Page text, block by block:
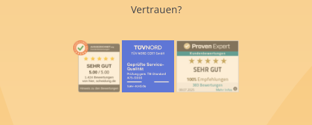
Vertrauen?